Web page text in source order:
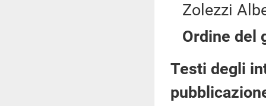
Zolezzi
Ordine del
Testi degli